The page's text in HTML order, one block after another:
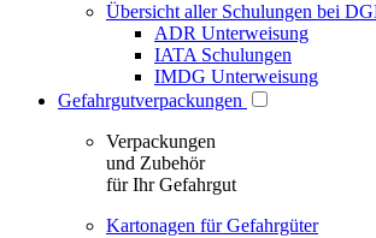
Übersicht aller Schulungen bei
ADR Unterweisung
IATA Schulungen
IMDG Unterweisung
Gefahrgutverpackungen
Verpackungen
und Zubehör
für Ihr Gefahrgut
Kartonagen für Gefahrgüter